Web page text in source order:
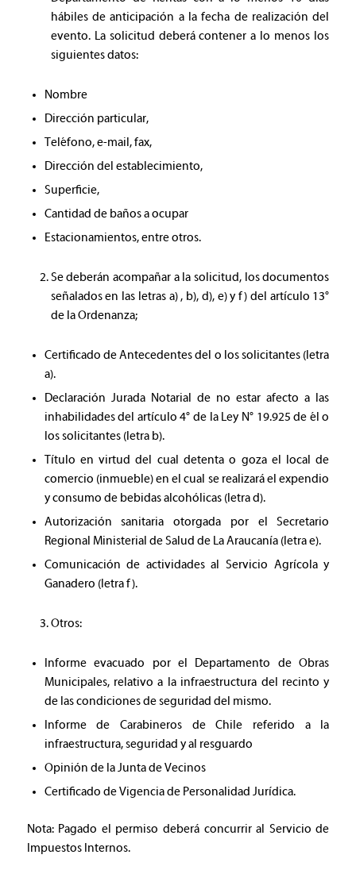
hábiles de anticipación a la fecha de realización del
evento. La solicitud deberá contener a lo menos los
siguientes datos:
Nombre
Dirección particular,
Teléfono, e-mail, fax,
Dirección del establecimiento,
Superficie,
Cantidad de baños a ocupar
Estacionamientos, entre otros.
Se deberán acompañar a la solicitud, los documentos
señalados en las letras a) , b), d), e) y f) del artículo 13°
de la Ordenanza;
Certificado de Antecedentes del o los solicitantes (letra
a).
Declaración Jurada Notarial de no estar afecto a las
inhabilidades del artículo 4° de la Ley N° 19.925 de él o
los solicitantes (letra b).
Título en virtud del cual detenta o goza el local de
comercio (inmueble) en el cual se realizará el expendio
y consumo de bebidas alcohólicas (letra d).
Autorización sanitaria otorgada por el Secretario
Regional Ministerial de Salud de La Araucanía (letra e).
Comunicación de actividades al Servicio Agrícola y
Ganadero (letra f).
Otros:
Informe evacuado por el Departamento de Obras
Municipales, relativo a la infraestructura del recinto y
de las condiciones de seguridad del mismo.
Informe de Carabineros de Chile referido a la
infraestructura, seguridad y al resguardo
Opinión de la Junta de Vecinos
Certificado de Vigencia de Personalidad Jurídica.
Nota: Pagado el permiso deberá concurrir al Servicio de
Impuestos Internos.